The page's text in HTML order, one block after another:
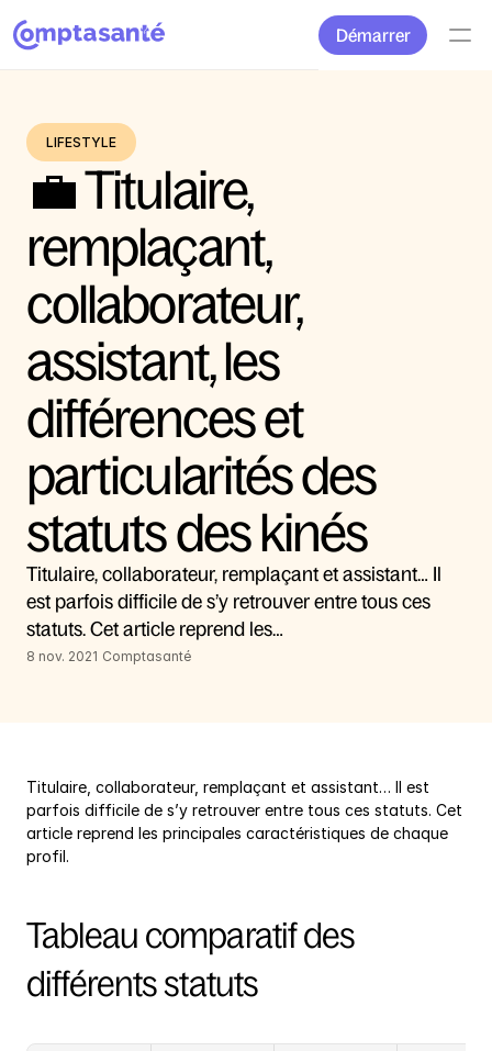
Démarrer
LIFESTYLE
💼 Titulaire,
remplaçant,
collaborateur,
assistant, les
différences et
particularités des
statuts des kinés
Titulaire, collaborateur, remplaçant et assistant… Il
est parfois difficile de s’y retrouver entre tous ces
statuts. Cet article reprend les…
8 nov. 2021 Comptasanté
Titulaire, collaborateur, remplaçant et assistant… Il est
parfois difficile de s’y retrouver entre tous ces statuts. Cet
article reprend les principales caractéristiques de chaque
profil.
Tableau comparatif des
différents statuts